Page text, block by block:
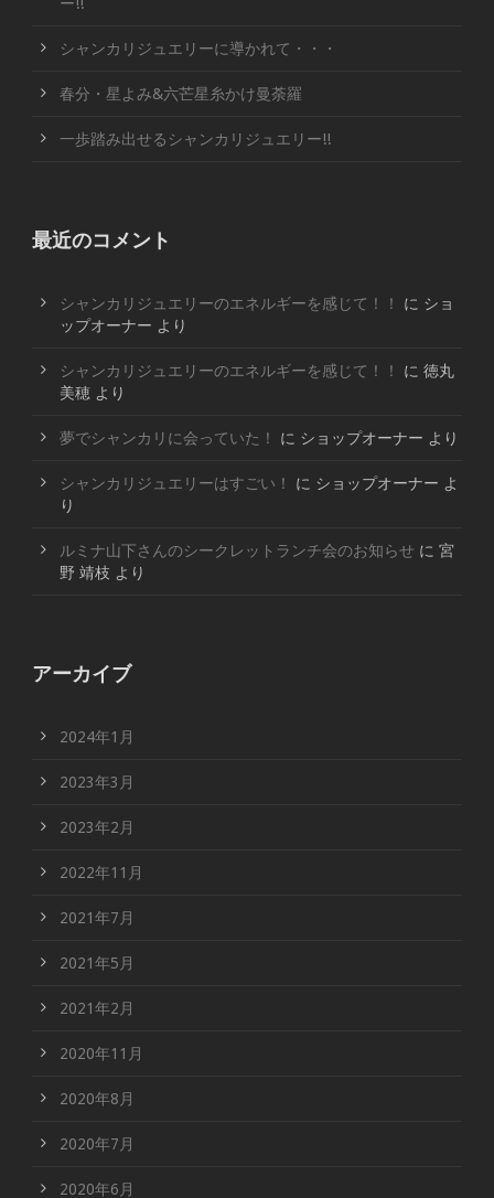
シャンカリジュエリーに導かれて・・・
春分・星よみ&六芒星糸かけ曼荼羅
一歩踏み出せるシャンカリジュエリー!!
最近のコメント
シャンカリジュエリーのエネルギーを感じて！！ に ショ
ップオーナー より
シャンカリジュエリーのエネルギーを感じて！！ に 徳丸
美穂 より
夢でシャンカリに会っていた！ に ショップオーナー より
シャンカリジュエリーはすごい！ に ショップオーナー よ
り
ルミナ山下さんのシークレットランチ会のお知らせ に 宮
野 靖枝 より
アーカイブ
2024年1月
2023年3月
2023年2月
2022年11月
2021年7月
2021年5月
2021年2月
2020年11月
2020年8月
2020年7月
2020年6月